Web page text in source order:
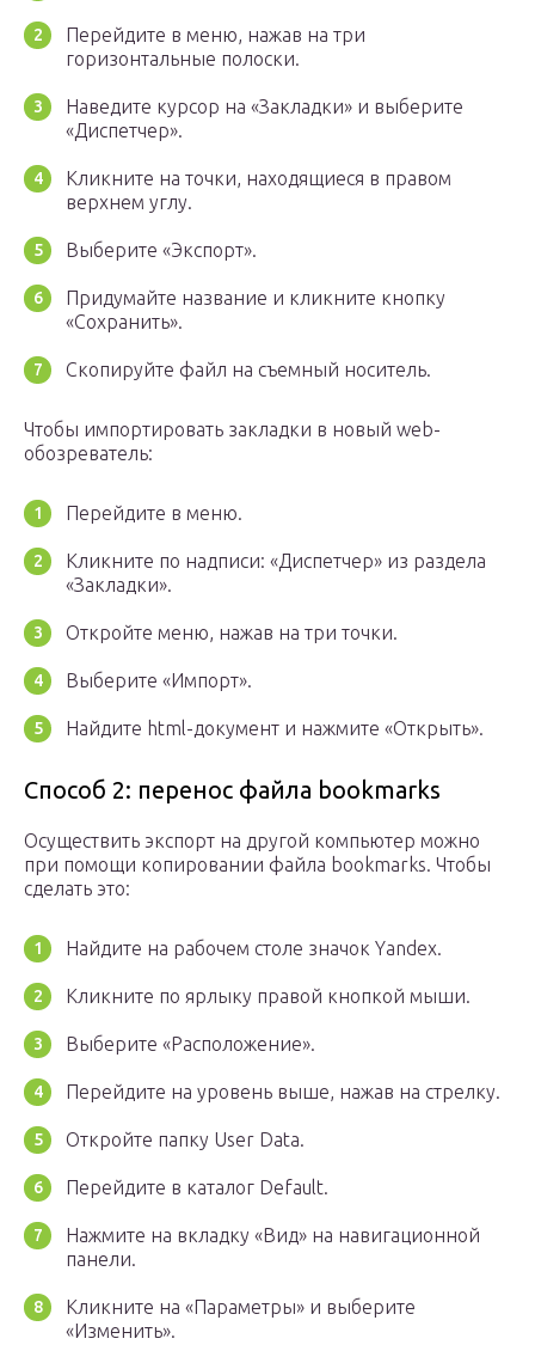
Перейдите в меню, нажав на три
горизонтальные полоски.
Наведите курсор на «Закладки» и выберите
«Диспетчер».
Кликните на точки, находящиеся в правом
верхнем углу.
Выберите «Экспорт».
Придумайте название и кликните кнопку
«Сохранить».
Скопируйте файл на съемный носитель.
Чтобы импортировать закладки в новый web-
обозреватель:
Перейдите в меню.
Кликните по надписи: «Диспетчер» из раздела
«Закладки».
Откройте меню, нажав на три точки.
Выберите «Импорт».
Найдите html-документ и нажмите «Открыть».
Способ 2: перенос файла bookmarks
Осуществить экспорт на другой компьютер можно
при помощи копировании файла bookmarks. Чтобы
сделать это:
Найдите на рабочем столе значок Yandex.
Кликните по ярлыку правой кнопкой мыши.
Выберите «Расположение».
Перейдите на уровень выше, нажав на стрелку.
Откройте папку User Data.
Перейдите в каталог Default.
Нажмите на вкладку «Вид» на навигационной
панели.
Кликните на «Параметры» и выберите
«Изменить».